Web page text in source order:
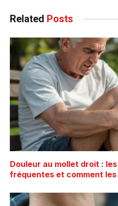
Related Posts
Douleur au mollet droit :
fréquentes et comment